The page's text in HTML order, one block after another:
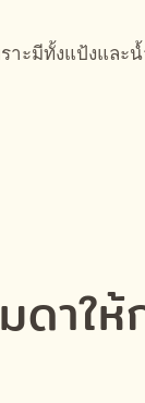
ะมีทั้งแป้งแล
ดาใ